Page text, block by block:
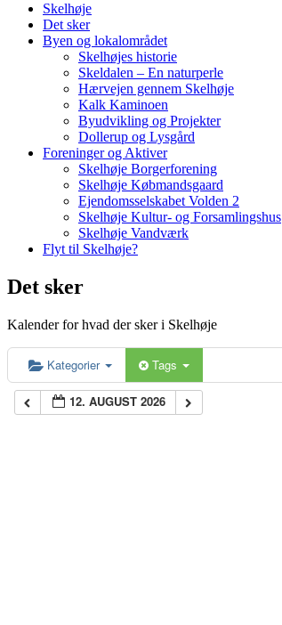
Skelhøje
Det sker
Byen og lokalområdet
Skelhøjes historie
Skeldalen – En naturperle
Hærvejen gennem Skelhøje
Kalk Kaminoen
Byudvikling og Projekter
Dollerup og Lysgård
Foreninger og Aktiver
Skelhøje Borgerforening
Skelhøje Købmandsgaard
Ejendomsselskabet Volden 2
Skelhøje Kultur- og Forsamlingshus
Skelhøje Vandværk
Flyt til Skelhøje?
Det sker
Kalender for hvad der sker i Skelhøje
Kategorier Tags
12. AUGUST 2026